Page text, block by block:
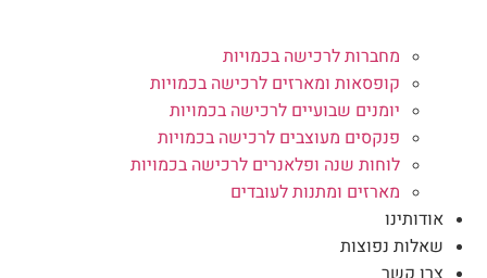
מחברות לרכישה בכמויות
קופסאות ומארזים לרכישה בכמויות
יומנים שבועיים לרכישה בכמויות
פנקסים מעוצבים לרכישה בכמויות
לוחות שנה ופלאנרים לרכישה בכמויות
מארזים ומתנות לעובדים
אודותינו
שאלות נפוצות